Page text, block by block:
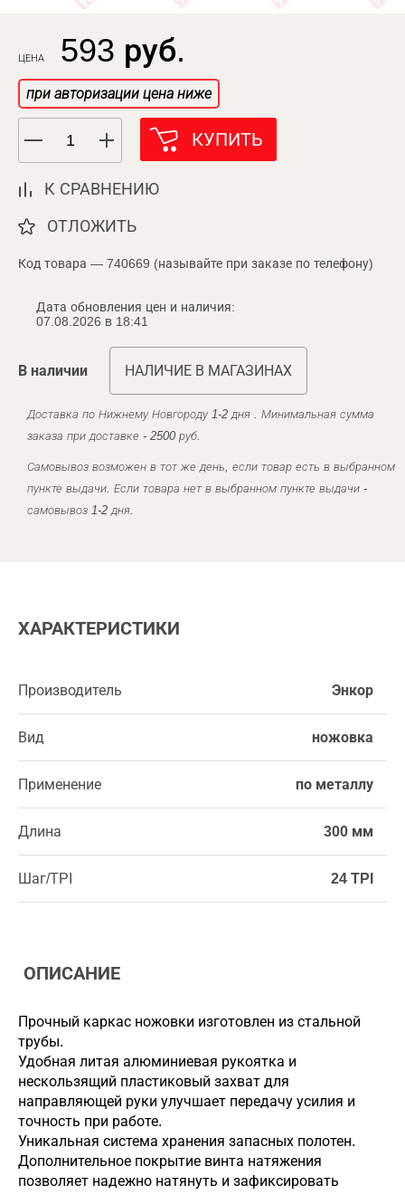
ЦЕНА 593 руб.
при авторизации цена ниже
КУПИТЬ
К СРАВНЕНИЮ
ОТЛОЖИТЬ
Код товара — 740669 (называйте при заказе по телефону)
Дата обновления цен и наличия:
07.08.2026 в 18:41
В наличии НАЛИЧИЕ В МАГАЗИНАХ
Доставка по Нижнему Новгороду 1-2 дня . Минимальная сумма
заказа при доставке - 2500 руб.
Самовывоз возможен в тот же день, если товар есть в выбранном
пункте выдачи. Если товара нет в выбранном пункте выдачи -
самовывоз 1-2 дня.
ХАРАКТЕРИСТИКИ
Производитель Энкор
Вид ножовка
Применение по металлу
Длина 300 мм
Шаг/TPI 24 TPI
ОПИСАНИЕ
Прочный каркас ножовки изготовлен из стальной
трубы.
Удобная литая алюминиевая рукоятка и
нескользящий пластиковый захват для
направляющей руки улучшает передачу усилия и
точность при работе.
Уникальная система хранения запасных полотен.
Дополнительное покрытие винта натяжения
позволяет надежно натянуть и зафиксировать